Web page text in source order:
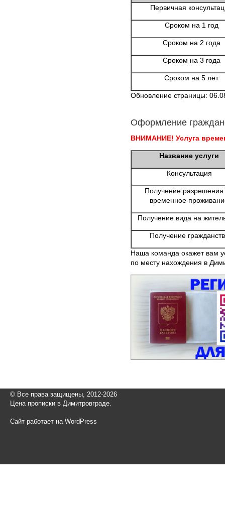
Первичная
Сроком на 1 год
Сроком на 2 года
Сроком на 3 года
Сроком на 5 лет
Обновление страницы:
Оформление
ВНИМАНИЕ! Услуга
Название услуги
Консультация
Получение разрешения
временное
Получение вида на
Получение
Наша команда окажет вам
по месту нахождения в
© Все права защищены, 2012-2026
Цена прописки в Димитровграде.
Сайт работает на WordPress